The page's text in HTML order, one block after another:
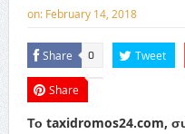
on: February 14, 2018
Share 0 Tweet
Share
Το taxidromos24.com,